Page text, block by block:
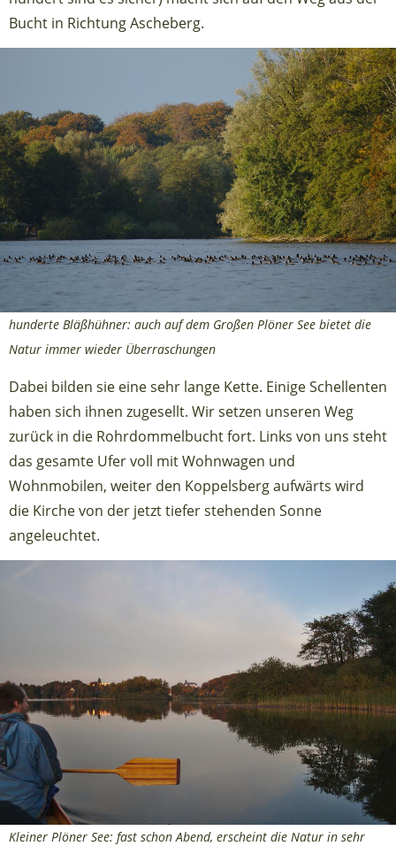
Bucht in Richtung Ascheberg.
hunderte Bläßhühner: auch auf dem Großen Plöner See bietet die
Natur immer wieder Überraschungen
Dabei bilden sie eine sehr lange Kette. Einige Schellenten
haben sich ihnen zugesellt. Wir setzen unseren Weg
zurück in die Rohrdommelbucht fort. Links von uns steht
das gesamte Ufer voll mit Wohnwagen und
Wohnmobilen, weiter den Koppelsberg aufwärts wird
die Kirche von der jetzt tiefer stehenden Sonne
angeleuchtet.
Kleiner Plöner See: fast schon Abend, erscheint die Natur in sehr